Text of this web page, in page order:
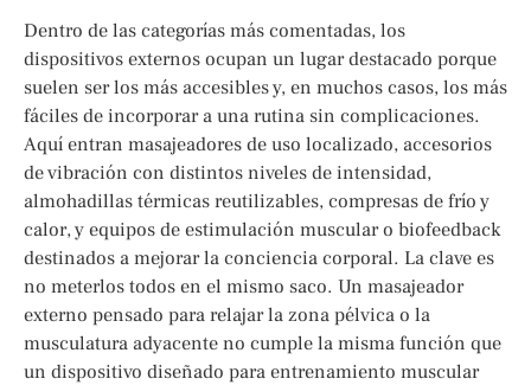
Dentro de las categorías más comentadas, los
dispositivos externos ocupan un lugar destacado porque
suelen ser los más accesibles y, en muchos casos, los más
fáciles de incorporar a una rutina sin complicaciones.
Aquí entran masajeadores de uso localizado, accesorios
de vibración con distintos niveles de intensidad,
almohadillas térmicas reutilizables, compresas de frío y
calor, y equipos de estimulación muscular o biofeedback
destinados a mejorar la conciencia corporal. La clave es
no meterlos todos en el mismo saco. Un masajeador
externo pensado para relajar la zona pélvica o la
musculatura adyacente no cumple la misma función que
un dispositivo diseñado para entrenamiento muscular